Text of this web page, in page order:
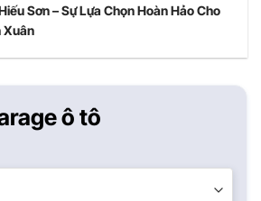
Sơn – Sự Lựa Chọn Hoàn Hảo Cho
Xuân
ô tô